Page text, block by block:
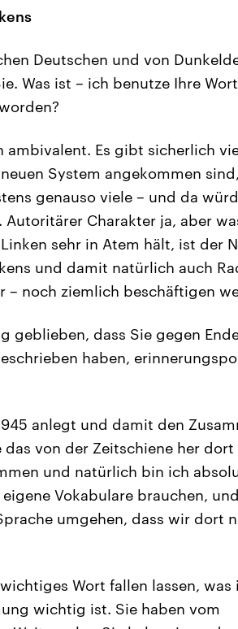
Deutschen und von
Was ist – ich benutze Ihre
ambivalent. Es gibt sicherlich
System angekommen
genauso viele – und da
Charakter ja, aber
sehr in Atem hält, ist der
und damit natürlich auch
– noch ziemlich beschäftigen
geblieben, dass Sie gegen
haben,
anlegt und damit den
von der Zeitschiene her
und natürlich bin ich
Vokabulare brauchen,
umgehen, dass wir dort
Wort fallen lassen,
wichtig ist. Sie haben vom